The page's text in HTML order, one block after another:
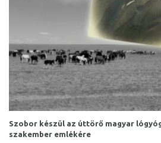
Szobor készül az úttörő magyar
szakember emlékére